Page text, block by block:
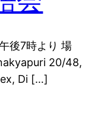
後7時より 場
20/48,
Di […]